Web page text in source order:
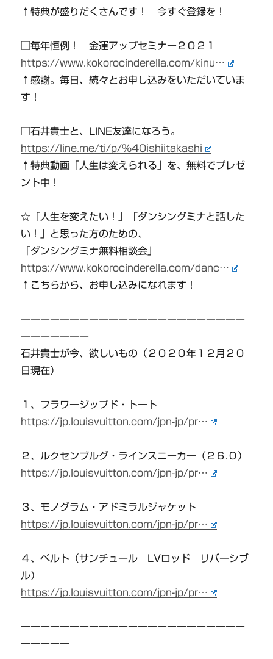
↑特典が盛りだくさんです！ 今すぐ登録を！
□毎年恒例！ 金運アップセミナー２０２１
https://www.kokorocinderella.com/kinu…
↑感謝。毎日、続々とお申し込みをいただいていま
す！
□石井貴士と、LINE友達になろう。
https://line.me/ti/p/%40ishiitakashi​
↑特典動画「人生は変えられる」を、無料でプレゼ
ント中！
☆「人生を変えたい！」「ダンシングミナと話した
い！」と思った方のための、
「ダンシングミナ無料相談会」
https://www.kokorocinderella.com/danc…
↑こちらから、お申し込みになれます！
ーーーーーーーーーーーーーーーーーーーーーーー
ーーーーーーー
石井貴士が今、欲しいもの（２０２０年１２月２０
日現在）
１、フラワージップド・トート
https://jp.louisvuitton.com/jpn-jp/pr…
２、ルクセンブルグ・ラインスニーカー（２６.０）
https://jp.louisvuitton.com/jpn-jp/pr…
３、モノグラム・アドミラルジャケット
https://jp.louisvuitton.com/jpn-jp/pr…
４、ベルト（サンチュール LVロッド リバーシブ
ル）
https://jp.louisvuitton.com/jpn-jp/pr…
ーーーーーーーーーーーーーーーーーーーーーーー
ーーーーー